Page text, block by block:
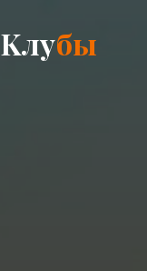
Kлубы